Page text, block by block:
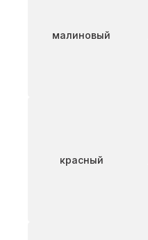
Цветмалиновый
красный